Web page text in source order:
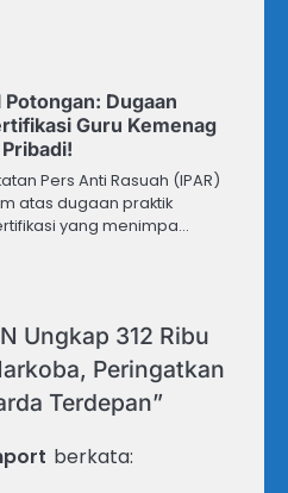
Potongan: Dugaan
Guru Kemenag
Pers Anti Rasuah (IPAR)
atas dugaan praktik
yang menimpa…
Ungkap 312 Ribu
Peringatkan
Terdepan”
berkata: